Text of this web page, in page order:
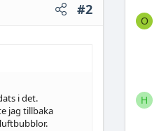
#2
i det.
jag tillbaka
O
H